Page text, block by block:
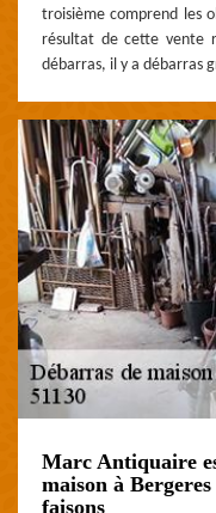
troisième comprend les
résultat de cette vente
débarras, il y a débarras
Marc Antiquaire
maison à
faisons